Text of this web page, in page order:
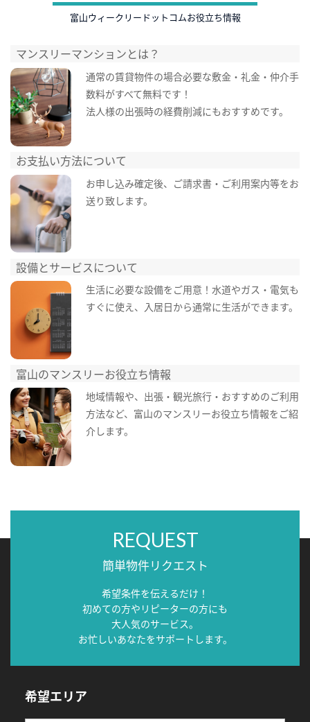
富山ウィークリードットコムお役立ち情報
マンスリーマンションとは？
通常の賃貸物件の場合必要な敷金・礼金・仲介手
数料がすべて無料です！
法人様の出張時の経費削減にもおすすめです。
お支払い方法について
お申し込み確定後、ご請求書・ご利用案内等をお
送り致します。
設備とサービスについて
生活に必要な設備をご用意！水道やガス・電気も
すぐに使え、入居日から通常に生活ができます。
富山のマンスリーお役立ち情報
地域情報や、出張・観光旅行・おすすめのご利用
方法など、富山のマンスリーお役立ち情報をご紹
介します。
REQUEST
簡単物件リクエスト
希望条件を伝えるだけ！
初めての方やリピーターの方にも
大人気のサービス。
お忙しいあなたをサポートします。
希望エリア